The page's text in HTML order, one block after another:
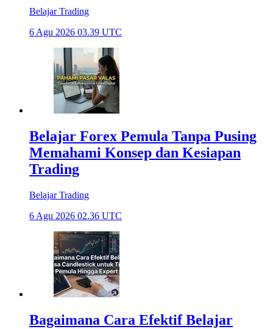
Belajar Trading
6 Agu 2026 03.39 UTC
Belajar Forex Pemula Tanpa Pusing
Memahami Konsep dan Kesiapan
Trading
Belajar Trading
6 Agu 2026 02.36 UTC
Bagaimana Cara Efektif Belajar